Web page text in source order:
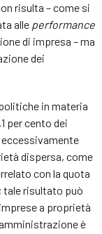
risulta – come si
alle performance
di impresa – ma
dei
in materia
per cento dei
dispersa, come
con la quota
tale risultato può
a proprietà
è